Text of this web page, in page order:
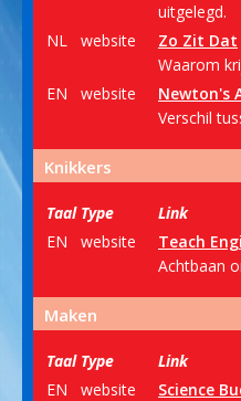
uitgelegd.
NL
website
Zo Zit Dat
Waarom
EN
website
Newton's
Verschil
Knikkers
Taal Type
Link
EN
website
Teach
Achtbaan
Maken
Taal Type
Link
EN
website
Science